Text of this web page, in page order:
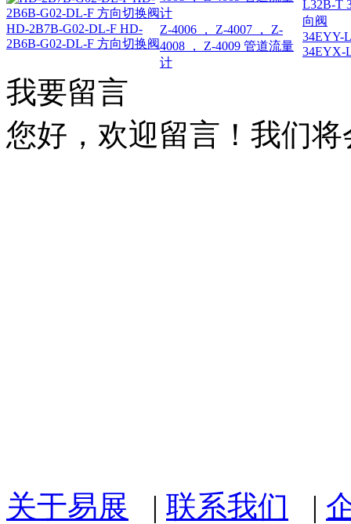
HD-2B7B-G02-DL-F HD-
2B6B-G02-DL-F 方向切换阀
Z-4006 ， Z-4007 ， Z-
4008 ， Z-4009 管道流量
计
34EYY-
34EYX-
我要留言
您好，欢迎留言！我们
关于易展 | 联系我们 |